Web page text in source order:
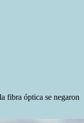
fibra óptica se negaron